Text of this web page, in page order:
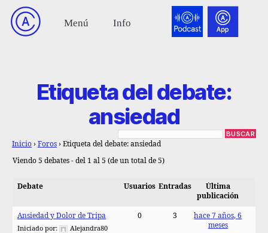
Etiqueta del debate:
ansiedad
Inicio › Foros › Etiqueta del debate: ansiedad
Viendo 5 debates - del 1 al 5 (de un total de 5)
Debate Usuarios Entradas
Última
publicación
Ansiedad y Dolor de Tripa
Iniciado por:
Alejandra80
0 3
hace 7 años, 6
meses